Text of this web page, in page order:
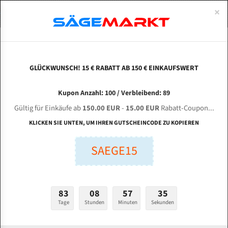
DAITO S 4560 für 5040 mm Bi-Metall
Bandsägeblätter
Länge (mm):
Stärken + Zahnteilung:
mm
ABOUTS
ENGLISH
Bi-Metall Meterware
Fleischerei Bandsägeblätter
Bandmesser Glatt Meterware
Konvex Meterware
×
GLÜCKWUNSCH! 15 € RABATT AB 150 € EINKAUFSWERT
Kupon Anzahl: 100 / Verbleibend: 89
Gültig für Einkäufe ab150.00 EUR- 15.00 EURRabatt-Coupon...
KLICKEN SIE UNTEN, UM IHREN GUTSCHEINCODE ZU KOPIEREN
SAEGE15
83
Tage
08
Stunden
57
Minuten
34
Sekunden